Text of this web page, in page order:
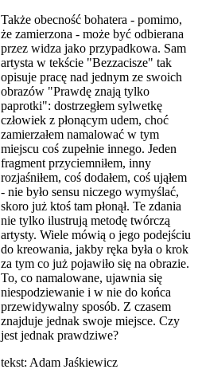
Także obecność bohatera - pomimo,
że zamierzona - może być odbierana
przez widza jako przypadkowa. Sam
artysta w tekście "Bezzacisze" tak
opisuje pracę nad jednym ze swoich
obrazów "Prawdę znają tylko
paprotki": dostrzegłem sylwetkę
człowiek z płonącym udem, choć
zamierzałem namalować w tym
miejscu coś zupełnie innego. Jeden
fragment przyciemniłem, inny
rozjaśniłem, coś dodałem, coś ująłem
- nie było sensu niczego wymyślać,
skoro już ktoś tam płonął. Te zdania
nie tylko ilustrują metodę twórczą
artysty. Wiele mówią o jego podejściu
do kreowania, jakby ręka była o krok
za tym co już pojawiło się na obrazie.
To, co namalowane, ujawnia się
niespodziewanie i w nie do końca
przewidywalny sposób. Z czasem
znajduje jednak swoje miejsce. Czy
jest jednak prawdziwe?
tekst: Adam Jaśkiewicz